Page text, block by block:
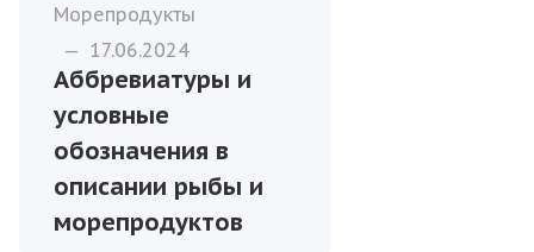
Морепродукты
— 17.06.2024
Аббревиатуры и
условные
обозначения в
описании рыбы и
морепродуктов